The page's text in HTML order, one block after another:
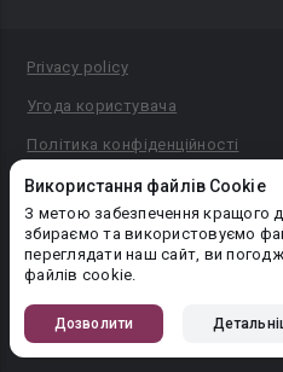
Використання файлів Cookie
З метою забезпечення кращого
збираємо та використовуємо
переглядати наш сайт, ви
файлів cookie.
Дозволити
Privacy policy
Угода користувача
Політика конфіденційності
Правила публікації авторського
PR-вiддiл: pr@booknet.com
© 2026 Booknet. Всі права
Narva mnt 5, Tallinn 10117, Естонія